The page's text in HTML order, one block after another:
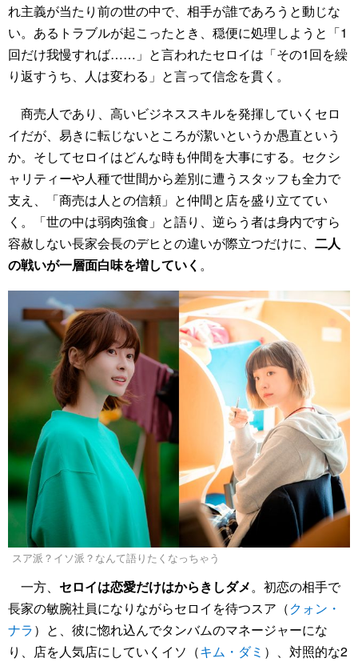
れ主義が当たり前の世の中で、相手が誰であろうと動じな
い。あるトラブルが起こったとき、穏便に処理しようと「1
回だけ我慢すれば……」と言われたセロイは「その1回を繰
り返すうち、人は変わる」と言って信念を貫く。
商売人であり、高いビジネススキルを発揮していくセロ
イだが、易きに転じないところが潔いというか愚直という
か。そしてセロイはどんな時も仲間を大事にする。セクシ
ャリティーや人種で世間から差別に遭うスタッフも全力で
支え、「商売は人との信頼」と仲間と店を盛り立ててい
く。「世の中は弱肉強食」と語り、逆らう者は身内ですら
容赦しない長家会長のデヒとの違いが際立つだけに、 二人
の戦いが一層面白味を増していく 。
スア派？イソ派？なんて語りたくなっちゃう
一方、 セロイは恋愛だけはからきしダメ。初恋の相手で
長家の敏腕社員になりながらセロイを待つスア（クォン・
ナラ）と、彼に惚れ込んでタンバムのマネージャーにな
り、店を人気店にしていくイソ（キム・ダミ ）、対照的な2